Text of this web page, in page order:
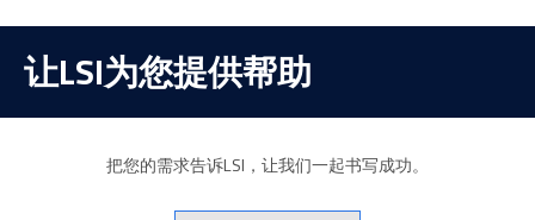
让LSI为您提供帮助
把您的需求告诉LSI，让我们一起书写成功。